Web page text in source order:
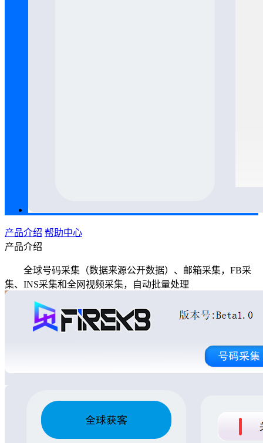
产品介绍 帮助中心
产品介绍
全球号码采集（数据来源公开数据）、邮箱采集，FB采
集、INS采集和全网视频采集，自动批量处理